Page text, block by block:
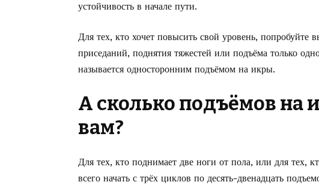
устойчивость в начале пути.
Для тех, кто хочет повысить свой уровень,
приседаний, поднятия тяжестей или подъёма только
называется односторонним подъёмом на икры.
А сколько подъёмов на
вам?
Для тех, кто поднимает две ноги от пола, или для тех,
всего начать с трёх циклов по десять-двенадцать